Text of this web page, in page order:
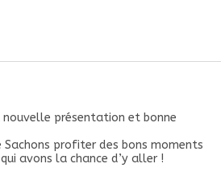
nouvelle présentation et bonne
Sachons profiter des bons moments
avons la chance d’y aller !